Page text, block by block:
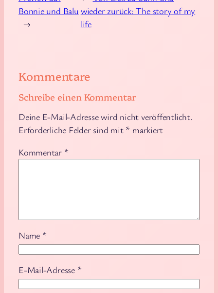
wieder zurück: The story of my
life
Bonnie und Balu
→
Kommentare
Schreibe einen Kommentar
Deine E-Mail-Adresse wird nicht veröffentlicht.
Erforderliche Felder sind mit * markiert
Kommentar *
Name *
E-Mail-Adresse *